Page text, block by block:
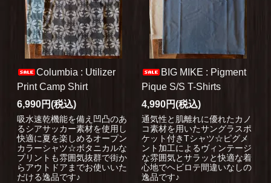
Columbia : Utilizer
Print Camp Shirt
6,990円(税込)
吸水速乾機能を備え凹凸のあ
るシアサッカー素材を使用し
快適に夏を楽しめるオープン
カラーシャツ☆ボタニカルな
プリントも雰囲気抜群で街か
らアウトドアまでお使いいた
だける逸品です♪
BIG MIKE : Pigment
Pique S/S T-Shirts
4,990円(税込)
通気性と肌離れに優れたカノ
コ素材を用いたサングラスポ
ケット付きTシャツ☆ピグメ
ント加工によるヴィンテージ
な雰囲気とサラッと快適な着
心地でヘビロテ間違いなしの
逸品です♪